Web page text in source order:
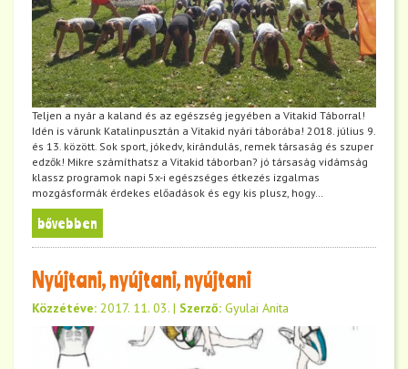
Teljen a nyár a kaland és az egészség jegyében a Vitakid Táborral!
Idén is várunk Katalinpusztán a Vitakid nyári táborába! 2018. július 9.
és 13. között. Sok sport, jókedv, kirándulás, remek társaság és szuper
edzők! Mikre számíthatsz a Vitakid táborban? jó társaság vidámság
klassz programok napi 5x-i egészséges étkezés izgalmas
mozgásformák érdekes előadások és egy kis plusz, hogy…
bővebben
Nyújtani, nyújtani, nyújtani
Közzétéve: 2017. 11. 03. | Szerző: Gyulai Anita